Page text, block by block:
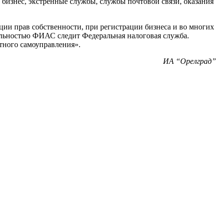
прав собственности, при регистрации бизнеса и во многих
ФИАС следит Федеральная налоговая служба.
самоуправления».
ИА “Орелград”